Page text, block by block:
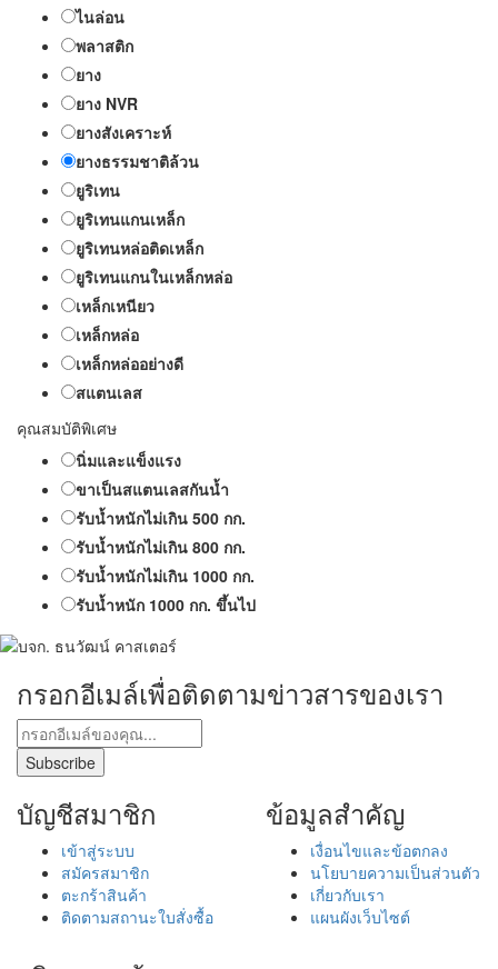
ไนล่อน
พลาสติก
ยาง
ยาง NVR
ยางสังเคราะห์
ยางธรรมชาติล้วน
ยูริเทน
ยูริเทนแกนเหล็ก
ยูริเทนหล่อติดเหล็ก
ยูริเทนแกนในเหล็กหล่อ
เหล็กเหนียว
เหล็กหล่อ
เหล็กหล่ออย่างดี
สแตนเลส
คุณสมบัติพิเศษ
นิ่มและแข็งแรง
ขาเป็นสแตนเลสกันน้ำ
รับน้ำหนักไม่เกิน 500 กก.
รับน้ำหนักไม่เกิน 800 กก.
รับน้ำหนักไม่เกิน 1000 กก.
รับน้ำหนัก 1000 กก. ขึ้นไป
กรอกอีเมล์เพื่อติดตามข่าวสารของเรา
บัญชีสมาชิก
เข้าสู่ระบบ
สมัครสมาชิก
ตะกร้าสินค้า
ติดตามสถานะใบสั่งซื้อ
ข้อมูลสำคัญ
เงื่อนไขและข้อตกลง
นโยบายความเป็นส่วนตัว
เกี่ยวกับเรา
แผนผังเว็บไซต์